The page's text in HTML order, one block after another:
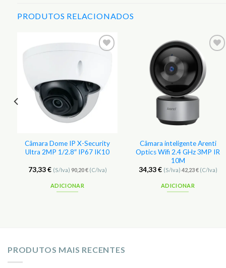
PRODUTOS RELACIONADOS
Câmara Dome IP X-Security
Ultra 2MP 1/2.8″ IP67 IK10
73,33€ (S/Iva) 90,20€(C/Iva)
ADICIONAR
Adicionar
aos
Favoritos
Câmara inteligente Arenti
Optics Wifi 2.4 GHz 3MP IR
10M
34,33€ (S/Iva) 42,23€(C/Iva)
ADICIONAR
PRODUTOS MAIS RECENTES